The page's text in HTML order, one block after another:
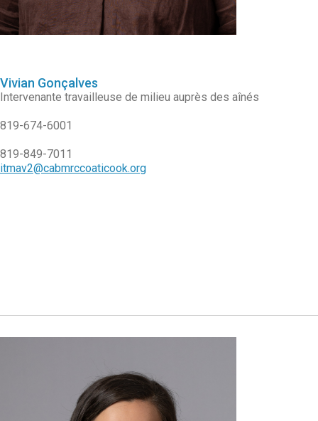
Vivian Gonçalves
Intervenante travailleuse de milieu auprès des aînés
819-674-6001
819-849-7011
itmav2@cabmrccoaticook.org